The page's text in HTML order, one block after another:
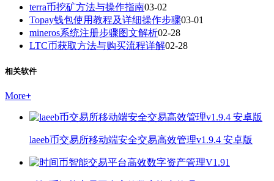
terra币挖矿方法与操作指南03-02
Topay钱包使用教程及详细操作步骤03-01
mineros系统注册步骤图文解析02-28
LTC币获取方法与购买流程详解02-28
相关软件
More+
laeeb币交易所移动端安全交易高效管理v1.9.4 安卓版